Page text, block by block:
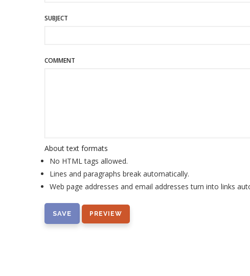
SUBJECT
COMMENT
About text formats
No HTML tags allowed.
Lines and paragraphs break automatically.
Web page addresses and email addresses turn into links